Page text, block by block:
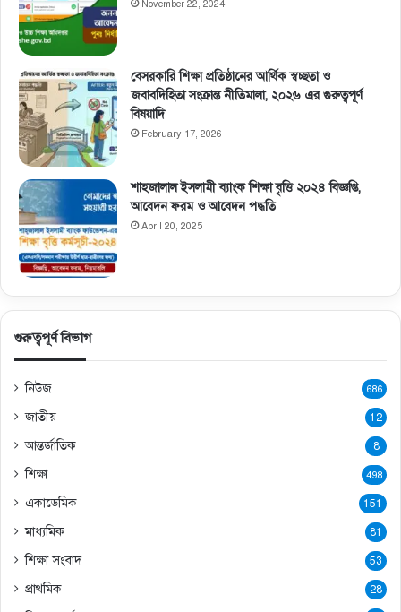
November 22, 2024
বেসরকারি শিক্ষা প্রতিষ্ঠানের আর্থিক স্বচ্ছতা ও
জবাবদিহিতা সংক্রান্ত নীতিমালা, ২০২৬ এর গুরুত্বপূর্ণ
বিষয়াদি
February 17, 2026
শাহজালাল ইসলামী ব্যাংক শিক্ষা বৃত্তি ২০২৪ বিজ্ঞপ্তি,
আবেদন ফরম ও আবেদন পদ্ধতি
April 20, 2025
গুরুত্বপূর্ণ বিভাগ
নিউজ 686
জাতীয় 12
আন্তর্জাতিক 8
শিক্ষা 498
একাডেমিক 151
মাধ্যমিক 81
শিক্ষা সংবাদ 53
প্রাথমিক 28